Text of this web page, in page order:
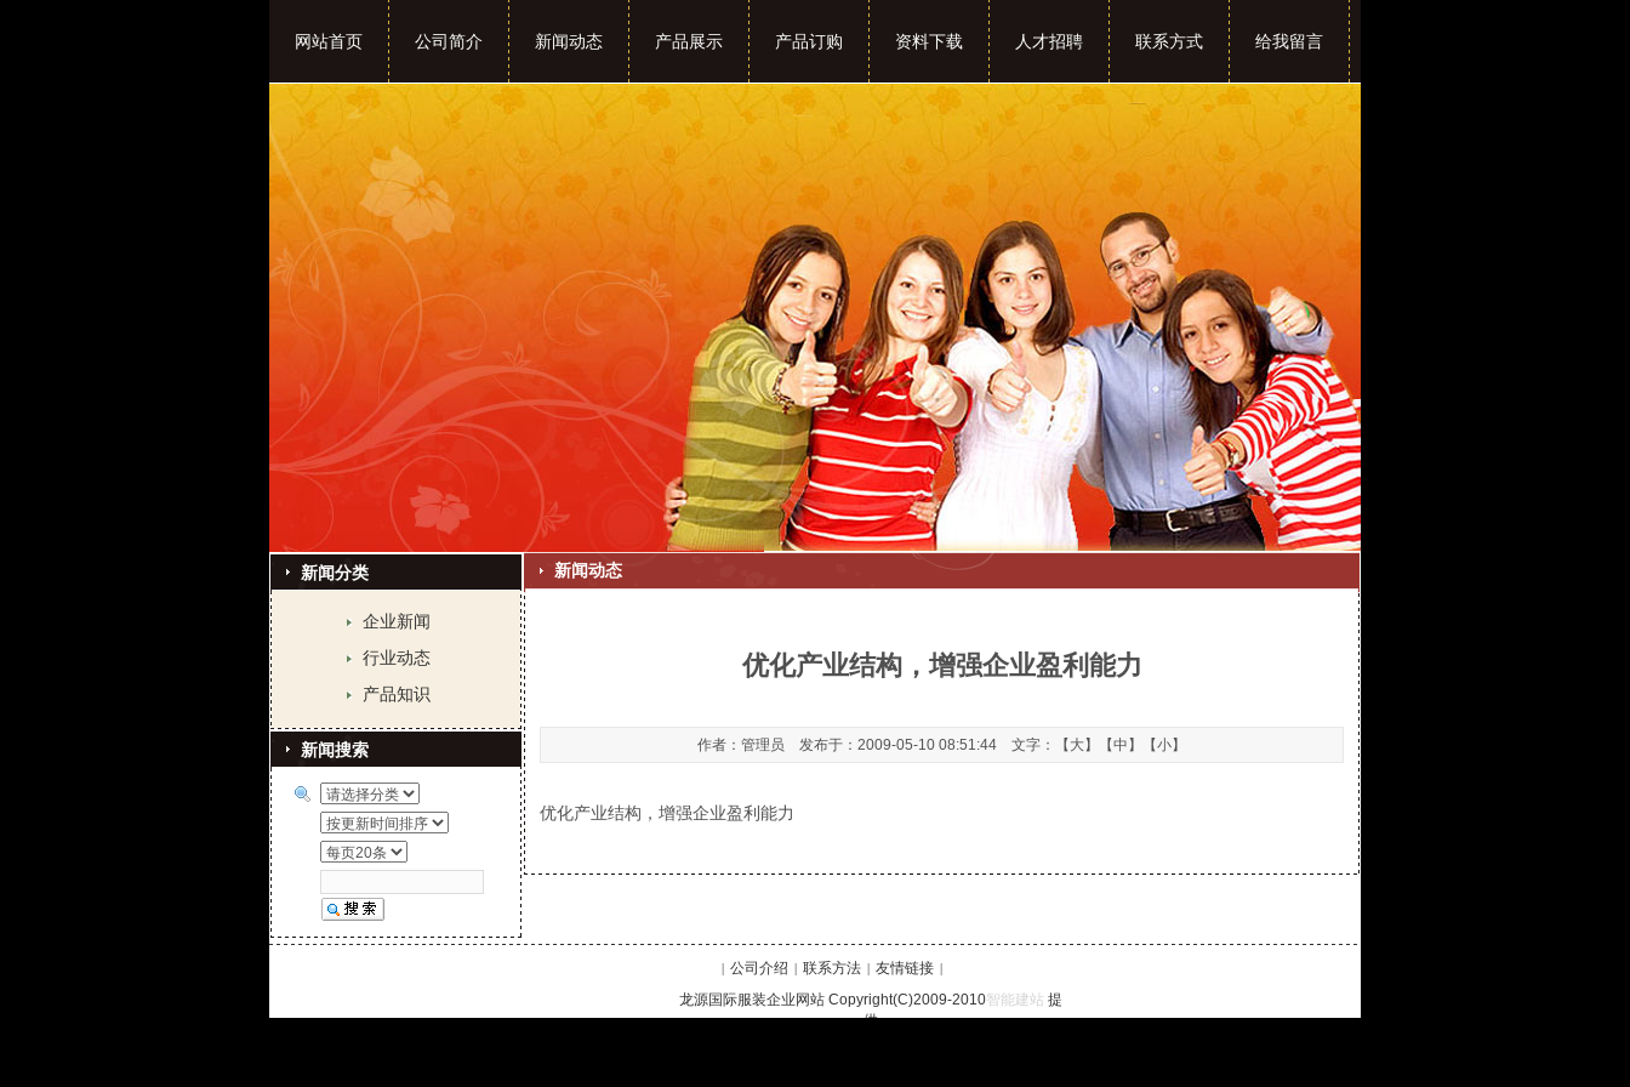
网站首页 公司简介 新闻动态 产品展示 产品订购 资料下载 人才招聘 联系方式 给我留言
新闻搜索
新闻分类
企业新闻
行业动态
产品知识
新闻动态
优化产业结构，增强企业盈利能力
作者：管理员 发布于：2009-05-10 08:51:44 文字：【 大】【中 】【小】
优化产业结构，增强企业盈利能力
| 公司介绍 | 联系方法 | 友情链接 |
龙源国际服装企业网站 Copyright(C)2009-2010智能建站 提
供